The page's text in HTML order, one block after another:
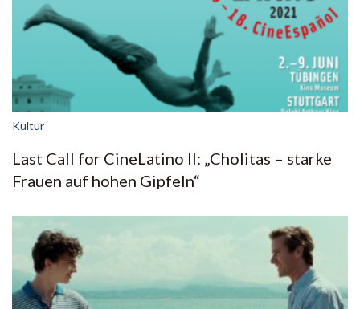
Kultur
Last Call for CineLatino II: „Cholitas – starke
Frauen auf hohen Gipfeln“